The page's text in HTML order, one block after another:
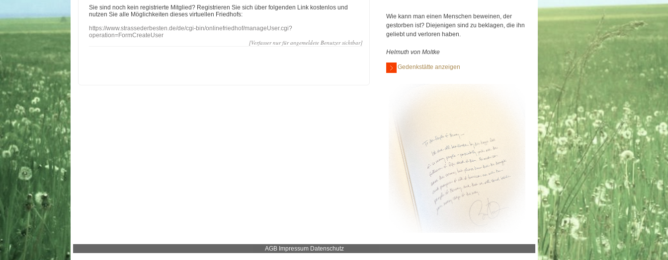
Sie sind noch kein registrierte Mitglied? Registrieren Sie sich über folgenden Link kostenlos und
nutzen Sie alle Möglichkeiten dieses virtuellen Friedhofs:
https://www.strassederbesten.de/de/cgi-bin/onlinefriedhof/manageUser.cgi?
operation=FormCreateUser
[Verfasser nur für angemeldete Benutzer sichtbar]
Wie kann man einen Menschen beweinen, der
gestorben ist? Diejenigen sind zu beklagen, die ihn
geliebt und verloren haben.
Helmuth von Moltke
Gedenkstätte anzeigen
AGB Impressum Datenschutz